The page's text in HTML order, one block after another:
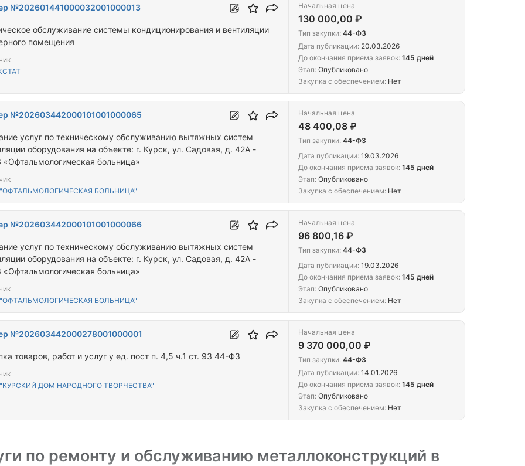
№202601441000032001000013
обслуживание системы кондиционирования и вентиляции
помещения
Начальная цена
130 000,00 ₽
Тип закупки: 44-ФЗ
Дата публикации: 20.03.2026
До окончания приема заявок: 145 дней
Этап: Опубликовано
Закупка с обеспечением: Нет
№202603442000101001000065
услуг по техническому обслуживанию вытяжных систем
оборудования на объекте: г. Курск, ул. Садовая, д. 42А -
больница»
БОЛЬНИЦА"
Начальная цена
48 400,08 ₽
Тип закупки: 44-ФЗ
Дата публикации: 19.03.2026
До окончания приема заявок: 145 дней
Этап: Опубликовано
Закупка с обеспечением: Нет
№202603442000101001000066
услуг по техническому обслуживанию вытяжных систем
оборудования на объекте: г. Курск, ул. Садовая, д. 42А -
больница»
БОЛЬНИЦА"
Начальная цена
96 800,16 ₽
Тип закупки: 44-ФЗ
Дата публикации: 19.03.2026
До окончания приема заявок: 145 дней
Этап: Опубликовано
Закупка с обеспечением: Нет
№202603442000278001000001
Закупка товаров, работ и услуг у ед. пост п. 4,5 ч.1 ст. 93 44-ФЗ
ДОМ НАРОДНОГО ТВОРЧЕСТВА"
Начальная цена
9 370 000,00 ₽
Тип закупки: 44-ФЗ
Дата публикации: 14.01.2026
До окончания приема заявок: 145 дней
Этап: Опубликовано
Закупка с обеспечением: Нет
по ремонту и обслуживанию металлоконструкций в